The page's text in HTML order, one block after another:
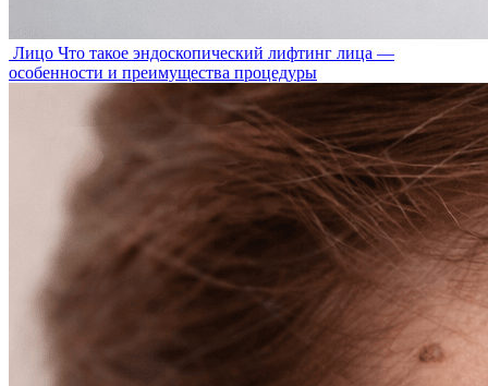
Лицо Что такое эндоскопический лифтинг лица —
особенности и преимущества процедуры